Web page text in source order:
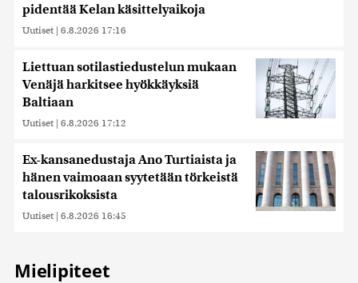
pidentää Kelan käsittelyaikoja
Uutiset | 6.8.2026 17:16
Liettuan sotilastiedustelun mukaan
Venäjä harkitsee hyökkäyksiä
Baltiaan
Uutiset | 6.8.2026 17:12
Ex-kansanedustaja Ano Turtiaista ja
hänen vaimoaan syytetään törkeistä
talousrikoksista
Uutiset | 6.8.2026 16:45
Mielipiteet